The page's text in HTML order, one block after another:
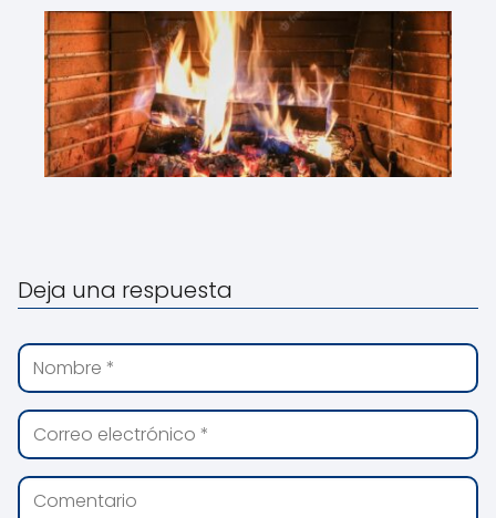
Deja una respuesta